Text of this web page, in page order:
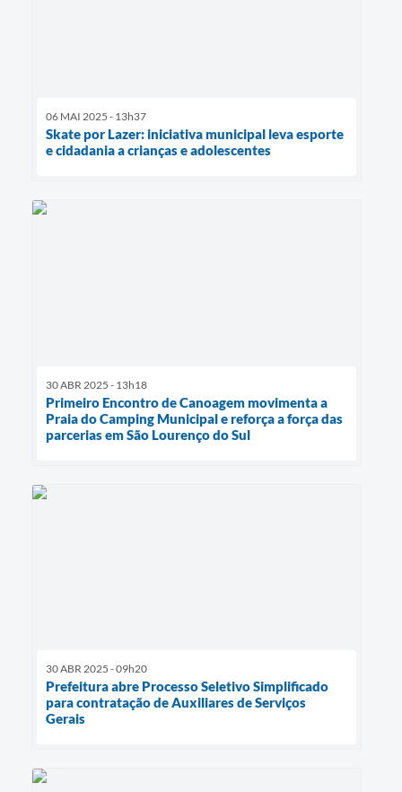
06 MAI 2025 - 13h37
Skate por Lazer: iniciativa municipal leva esporte
e cidadania a crianças e adolescentes
30 ABR 2025 - 13h18
Primeiro Encontro de Canoagem movimenta a
Praia do Camping Municipal e reforça a força das
parcerias em São Lourenço do Sul
30 ABR 2025 - 09h20
Prefeitura abre Processo Seletivo Simplificado
para contratação de Auxiliares de Serviços
Gerais